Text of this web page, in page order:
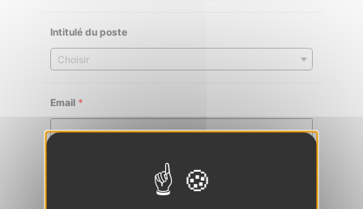
Intitulé du poste
Choisir
Email *